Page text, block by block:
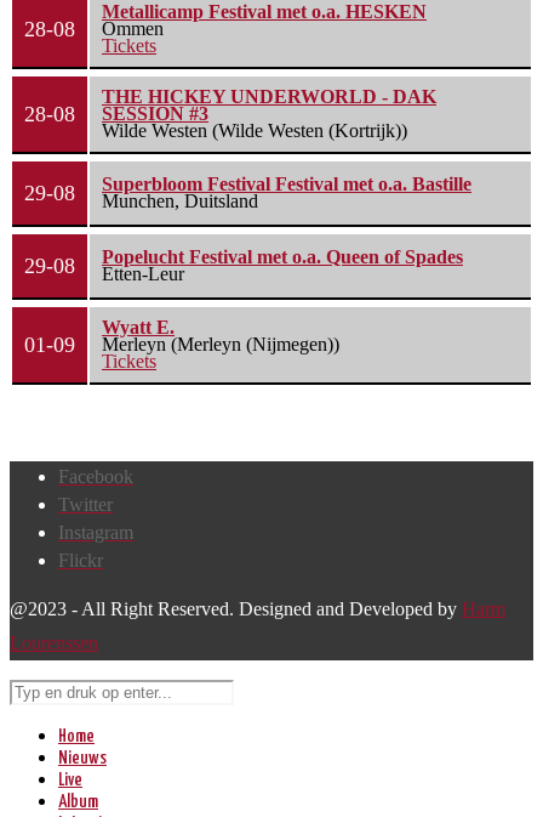
28-08
Metallicamp Festival met o.a. HESKEN
Ommen
Tickets
28-08
THE HICKEY UNDERWORLD - DAK
SESSION #3
Wilde Westen (Wilde Westen (Kortrijk))
29-08
Superbloom Festival Festival met o.a. Bastille
Munchen, Duitsland
29-08
Popelucht Festival met o.a. Queen of Spades
Etten-Leur
01-09
Wyatt E.
Merleyn (Merleyn (Nijmegen))
Tickets
Facebook
Twitter
Instagram
Flickr
@2023 - All Right Reserved. Designed and Developed by Harm
Lourenssen
Home
Nieuws
Live
Album